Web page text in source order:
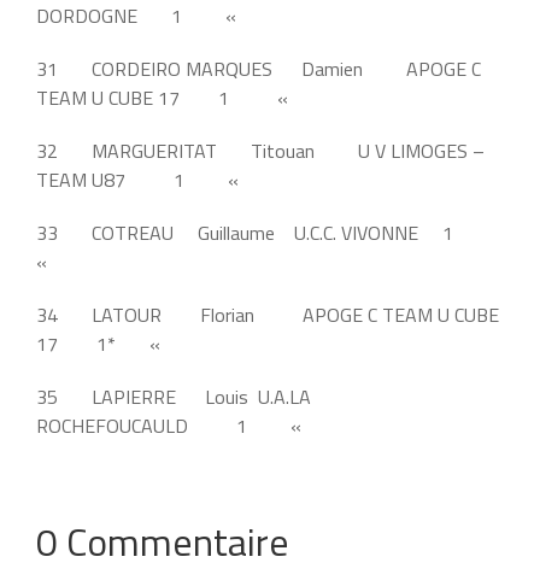
DORDOGNE 1 «
31 CORDEIRO MARQUES Damien APOGE C
TEAM U CUBE 17 1 «
32 MARGUERITAT Titouan U V LIMOGES –
TEAM U87 1 «
33 COTREAU Guillaume U.C.C. VIVONNE 1
«
34 LATOUR Florian APOGE C TEAM U CUBE
17 1* «
35 LAPIERRE Louis U.A.LA
ROCHEFOUCAULD 1 «
0 Commentaire